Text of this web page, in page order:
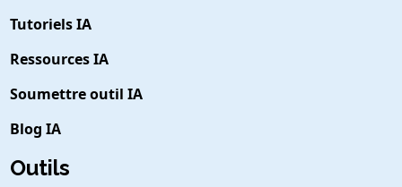
Tutoriels IA
Ressources IA
Soumettre outil IA
Blog IA
Outils